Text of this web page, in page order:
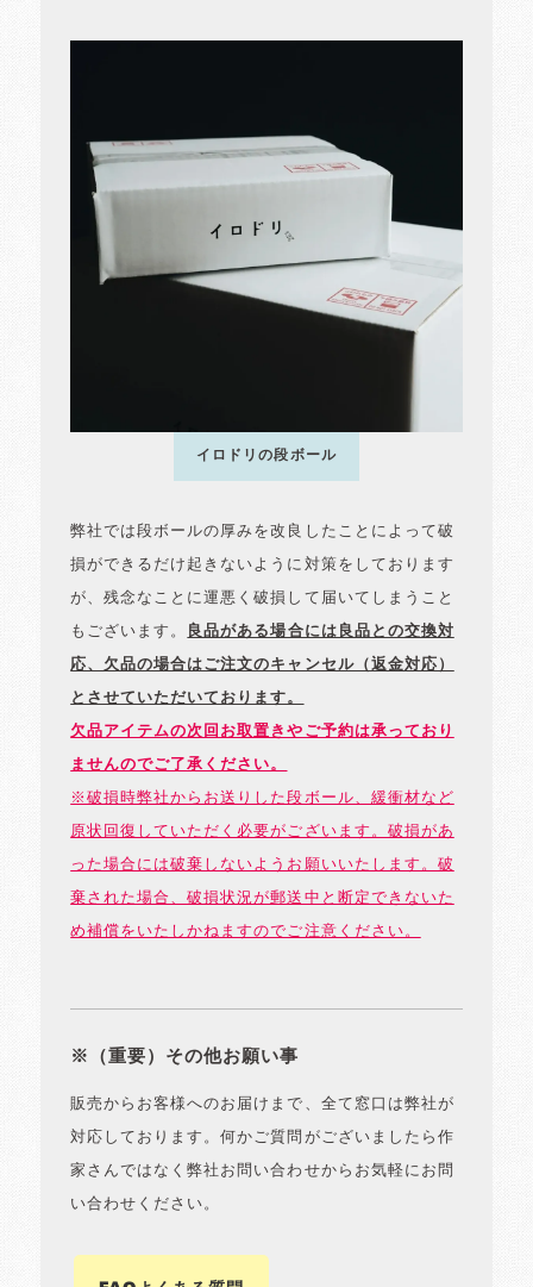
イロドリの段ボール
弊社では段ボールの厚みを改良したことによって破
損ができるだけ起きないように対策をしております
が、残念なことに運悪く破損して届いてしまうこと
もございます。 良品がある場合には良品との交換対
応、欠品の場合はご注文のキャンセル（返金対応）
とさせていただいております。
欠品アイテムの次回お取置きやご予約は承っており
ませんのでご了承ください。
※破損時弊社からお送りした段ボール、緩衝材など
原状回復していただく必要がございます。破損があ
った場合には破棄しないようお願いいたします。破
棄された場合、破損状況が郵送中と断定できないた
め補償をいたしかねますのでご注意ください。
※（重要）その他お願い事
販売からお客様へのお届けまで、全て窓口は弊社が
対応しております。何かご質問がございましたら作
家さんではなく弊社お問い合わせからお気軽にお問
い合わせください。